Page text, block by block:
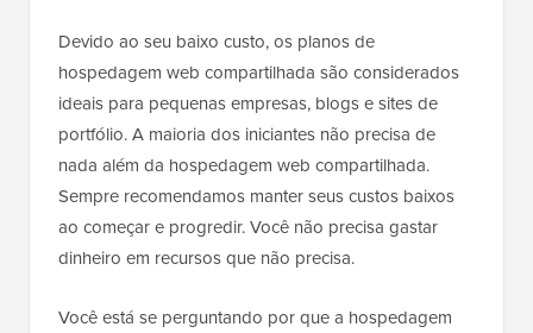
Devido ao seu baixo custo, os planos de
hospedagem web compartilhada são considerados
ideais para pequenas empresas, blogs e sites de
portfólio. A maioria dos iniciantes não precisa de
nada além da hospedagem web compartilhada.
Sempre recomendamos manter seus custos baixos
ao começar e progredir. Você não precisa gastar
dinheiro em recursos que não precisa.
Você está se perguntando por que a hospedagem